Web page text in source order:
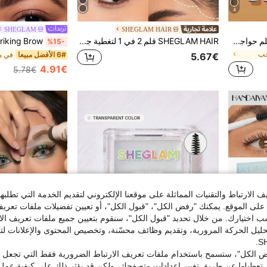
4
SHEGLAM Feather Better قلم حواجب سائل-Dark Brown محدد ماركة تجميل ومكياج للنساء والفتيات
SHEGLAM HAIR
SHEGLAM HAIR قلم 2 في 1 لتغطية جذور الشعر - بني داكن، قلم لتغطية خط الشعر، يُستخدم ككحل للعين، لملء الحواجب، لرسم الرموش السفلية، متعدد الاستخدامات، مقاوم للماء والعرق والزيوت، لون غني يدوم 24 ساعة، تغطية سريعة لجذور الشعر تدوم طويلاً هدية لون القرنفل ماكياج شاطئ المهرجانات العناية بالشعر Y2K أجازة صيف إكسسوارات الشعر العودة إلى المدرسة بيت
5.67€
SHEGLAM
%15-
6# الأفضل مبيعا
في
4.91€
5.78€
والتقنيات المماثلة على موقعنا الإلكتروني لتقديم الخدمة التي
الموقع. يمكنك "رفض الكل"، "قبول الكل"، أو تعيين تفضيلات ملفات
من خلال تحديد "قبول الكل"، سنقوم بتعيين جميع ملفات تعريف
الحركة المرورية، وتقديم وظائف محسّنة، وتخصيص المحتوى والإعلانات
الكل"، ستسمح باستخدام ملفات تعريف الارتباط الضرورية فقط التي تجعل